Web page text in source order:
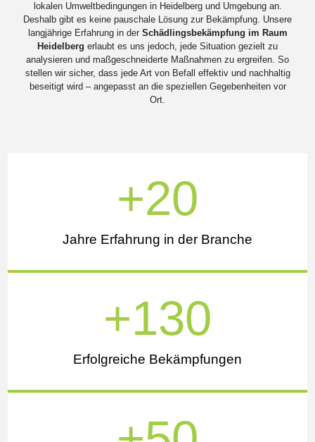
lokalen Umweltbedingungen in Heidelberg und Umgebung an.
Deshalb gibt es keine pauschale Lösung zur Bekämpfung. Unsere
langjährige Erfahrung in der Schädlingsbekämpfung im Raum
Heidelberg erlaubt es uns jedoch, jede Situation gezielt zu
analysieren und maßgeschneiderte Maßnahmen zu ergreifen. So
stellen wir sicher, dass jede Art von Befall effektiv und nachhaltig
beseitigt wird – angepasst an die speziellen Gegebenheiten vor
Ort.
Jahre Erfahrung in der Branche
+20
Erfolgreiche Bekämpfungen
+130